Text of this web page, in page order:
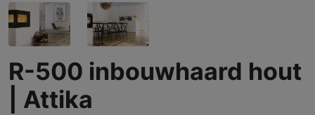
R-500 inbouwhaard hout
| Attika